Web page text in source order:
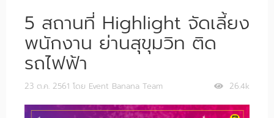
5 สถานที่ Highlight จัดเลี้ยง
พนักงาน ย่านสุขุมวิท ติด
รถไฟฟ้า
26.4k
23 ต.ค. 2561 โดย Event Banana Team